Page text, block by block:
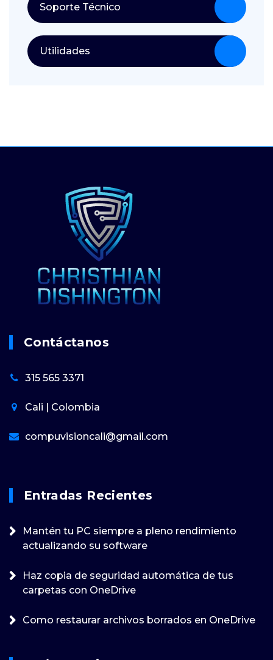
Soporte Técnico
Utilidades
Contáctanos
315 565 3371
Cali | Colombia
compuvisioncali@gmail.com
Entradas Recientes
Mantén tu PC siempre a pleno rendimiento
actualizando su software
Haz copia de seguridad automática de tus
carpetas con OneDrive
Como restaurar archivos borrados en OneDrive